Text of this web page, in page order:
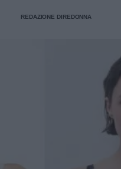
REDAZIONE DIREDONNA